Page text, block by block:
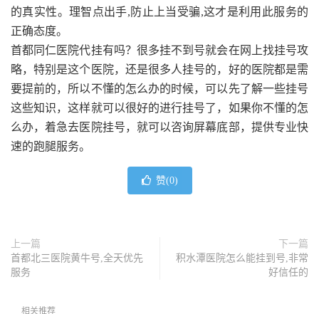
的真实性。理智点出手,防止上当受骗,这才是利用此服务的
正确态度。
首都同仁医院代挂有吗？很多挂不到号就会在网上找挂号攻
略，特别是这个医院，还是很多人挂号的，好的医院都是需
要提前的，所以不懂的怎么办的时候，可以先了解一些挂号
这些知识，这样就可以很好的进行挂号了，如果你不懂的怎
么办，着急去医院挂号，就可以咨询屏幕底部，提供专业快
速的跑腿服务。
赞(0)
上一篇
首都北三医院黄牛号,全天优先
服务
下一篇
积水潭医院怎么能挂到号,非常
好信任的
相关推荐